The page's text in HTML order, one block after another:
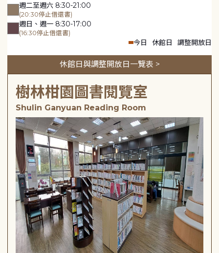
週二至週六 8:30-21:00
(20:30停止借還書)
週日、週一 8:30-17:00
(16:30停止借還書)
今日 休館日 調整開放日
休館日與調整開放日一覽表 >
樹林柑園圖書閱覽室
Shulin Ganyuan Reading Room